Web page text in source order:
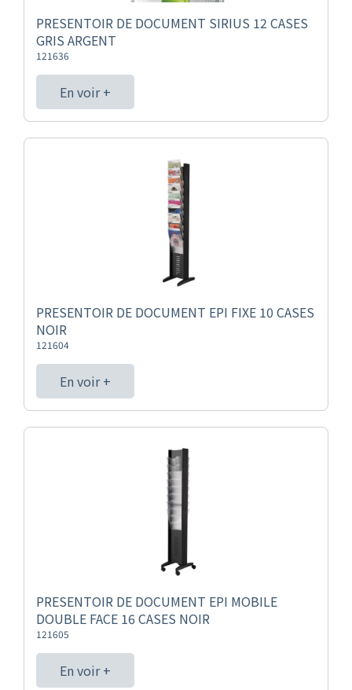
PRESENTOIR DE DOCUMENT SIRIUS 12 CASES
GRIS ARGENT
121636
En voir +
PRESENTOIR DE DOCUMENT EPI FIXE 10 CASES
NOIR
121604
En voir +
PRESENTOIR DE DOCUMENT EPI MOBILE
DOUBLE FACE 16 CASES NOIR
121605
En voir +